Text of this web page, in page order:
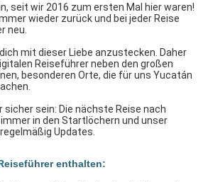
seit wir 2016 zum ersten Mal hier waren!
wieder zurück und bei jeder Reise
neu.
mit dieser Liebe anzustecken. Daher
Reiseführer neben den großen
besonderen Orte, die für uns Yucatán
sicher sein: Die nächste Reise nach
in den Startlöchern und unser
Updates.
enthalten: